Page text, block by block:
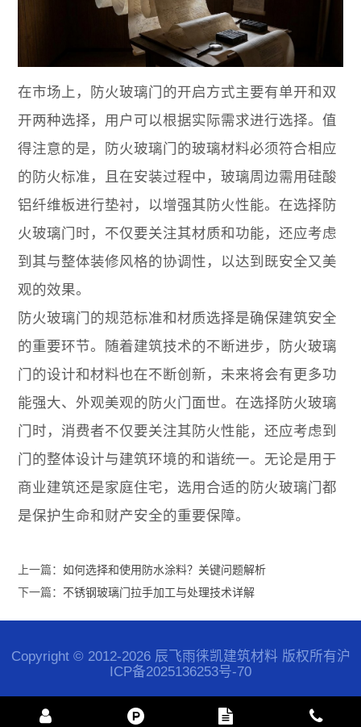
在市场上，防火玻璃门的开启方式主要有单开和双
开两种选择，用户可以根据实际需求进行选择。值
得注意的是，防火玻璃门的玻璃材料必须符合相应
的防火标准，且在安装过程中，玻璃周边需用硅酸
铝纤维板进行垫衬，以增强其防火性能。在选择防
火玻璃门时，不仅要关注其材质和功能，还应考虑
到其与整体装修风格的协调性，以达到既安全又美
观的效果。
防火玻璃门的规范标准和材质选择是确保建筑安全
的重要环节。随着建筑技术的不断进步，防火玻璃
门的设计和材料也在不断创新，未来将会有更多功
能强大、外观美观的防火门面世。在选择防火玻璃
门时，消费者不仅要关注其防火性能，还应考虑到
门的整体设计与建筑环境的和谐统一。无论是用于
商业建筑还是家庭住宅，选用合适的防火玻璃门都
是保护生命和财产安全的重要保障。
上一篇：如何选择和使用防水涂料？关键问题解析
下一篇： 不锈钢玻璃门拉手加工与处理技术详解
Copyright © 2012-2026 辰飞雨徕凯建筑材料 版权所有沪
ICP备2025136253号-70